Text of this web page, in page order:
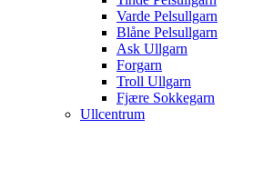
Varde Pelsullgarn
Blåne Pelsullgarn
Ask Ullgarn
Forgarn
Troll Ullgarn
Fjære Sokkegarn
Ullcentrum